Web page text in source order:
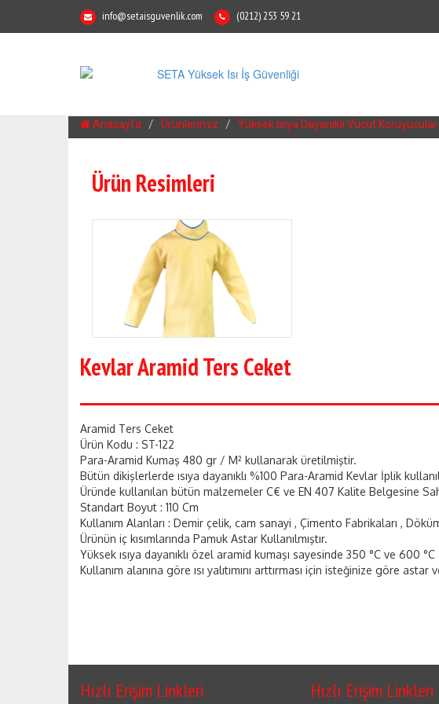
info@setaisguvenlik.com (0212) 253 59 21
Anasayfa Ürünlerimiz Yüksek Isıya Dayanıklı Vücut Koruyucular
Ürün Resimleri
Kevlar Aramid Ters Ceket
Aramid Ters Ceket
Ürün Kodu : ST-122
Para-Aramid Kumaş 480 gr / M² kullanarak üretilmiştir.
Bütün dikişlerlerde ısıya dayanıklı %100 Para-Aramid Kevlar İplik
Üründe kullanılan bütün malzemeler C€ ve EN 407 Kalite Belgesine
Standart Boyut : 110 Cm
Kullanım Alanları : Demir çelik, cam sanayi , Çimento Fabrikaları ,
Ürünün iç kısımlarında Pamuk Astar Kullanılmıştır.
Yüksek ısıya dayanıklı özel aramid kumaşı sayesinde 350 °C ve 600
Kullanım alanına göre ısı yalıtımını arttırması için isteğinize göre
Hızlı Erişim Linkleri Hızlı Erişim Linkleri